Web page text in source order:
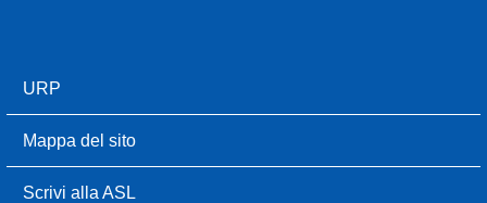
URP
Mappa del sito
Scrivi alla ASL